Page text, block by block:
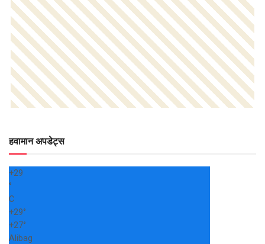
हवामान अपडेट्स
+29
°
C
+29°
+27°
Alibag